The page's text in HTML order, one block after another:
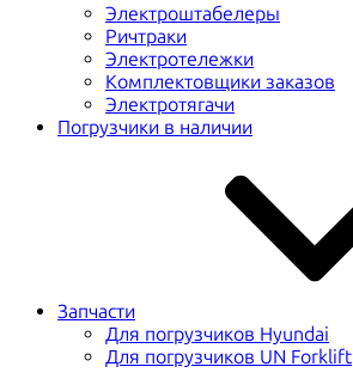
Электроштабелеры
Ричтраки
Электротележки
Комплектовщики заказов
Электротягачи
Погрузчики в наличии
Запчасти
Для погрузчиков Hyundai
Для погрузчиков UN Forklift